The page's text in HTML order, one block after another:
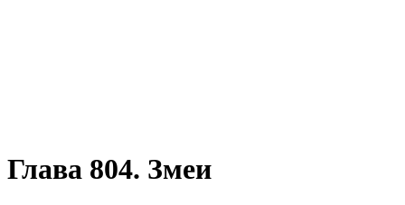
Глава 804. Змеи